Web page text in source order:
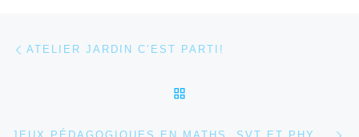
Parcourir les articles
ATELIER JARDIN C’EST PARTI!